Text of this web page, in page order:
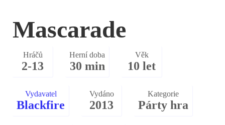
Mascarade
Hráčů
2-13
Herní doba
30 min
Věk
10 let
Vydavatel
Blackfire
Vydáno
2013
Kategorie
Párty hra